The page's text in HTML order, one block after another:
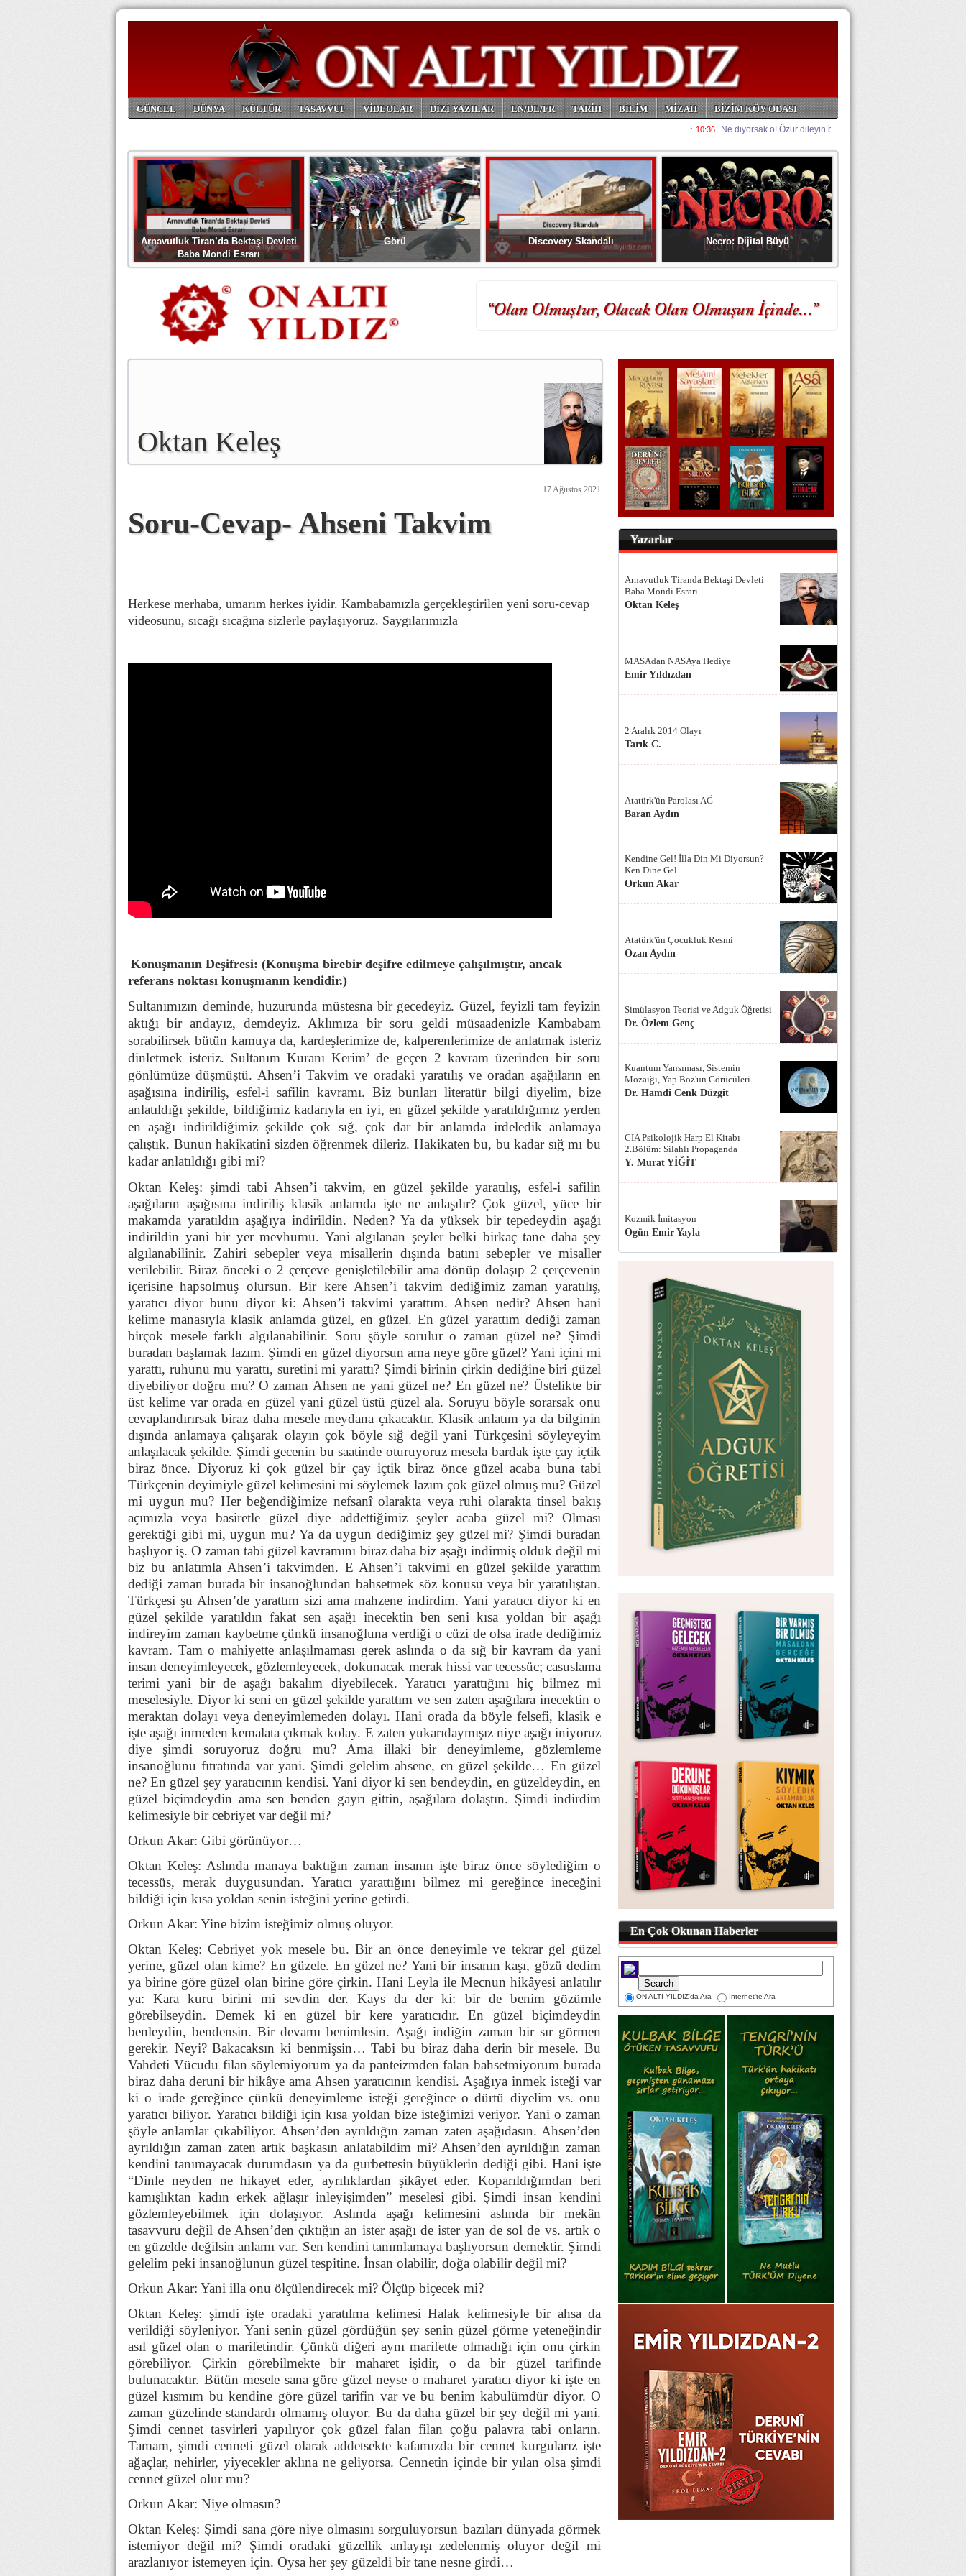
GÜNCEL DÜNYA KÜLTÜR TASAVVUF VİDEOLAR DİZİ YAZILAR EN/DE/FR TARİH BİLİM MİZAH
BİZİM KÖY ODASI
Arnavutluk Tiran’da Bektaşi Devleti
Baba Mondi Esrarı
Görü Discovery Skandalı Necro: Dijital Büyü
Oktan Keleş
17 Ağustos 2021
Soru-Cevap- Ahseni Takvim
Herkese merhaba, umarım herkes iyidir. Kambabamızla gerçekleştirilen yeni soru-cevap
videosunu, sıcağı sıcağına sizlerle paylaşıyoruz. Saygılarımızla
Konuşmanın Deşifresi: (Konuşma birebir deşifre edilmeye çalışılmıştır, ancak
referans noktası konuşmanın kendidir.)
Sultanımızın deminde, huzurunda müstesna bir gecedeyiz. Güzel, feyizli tam feyizin
aktığı bir andayız, demdeyiz. Aklımıza bir soru geldi müsaadenizle Kambabam
sorabilirsek bütün kamuya da, kardeşlerimize de, kalperenlerimize de anlatmak isteriz
dinletmek isteriz. Sultanım Kuranı Kerim’ de geçen 2 kavram üzerinden bir soru
gönlümüze düşmüştü. Ahsen’i Takvim ve oradaki yaratılış ve oradan aşağıların en
aşağısına indiriliş, esfel-i safilin kavramı. Biz bunları literatür bilgi diyelim, bize
anlatıldığı şekilde, bildiğimiz kadarıyla en iyi, en güzel şekilde yaratıldığımız yerden
en aşağı indirildiğimiz şekilde çok sığ, çok dar bir anlamda irdeledik anlamaya
çalıştık. Bunun hakikatini sizden öğrenmek dileriz. Hakikaten bu, bu kadar sığ mı bu
kadar anlatıldığı gibi mi?
Oktan Keleş: şimdi tabi Ahsen’i takvim, en güzel şekilde yaratılış, esfel-i safilin
aşağıların aşağısına indiriliş klasik anlamda işte ne anlaşılır? Çok güzel, yüce bir
makamda yaratıldın aşağıya indirildin. Neden? Ya da yüksek bir tepedeydin aşağı
indirildin yani bir yer mevhumu. Yani algılanan şeyler belki birkaç tane daha şey
algılanabilinir. Zahiri sebepler veya misallerin dışında batını sebepler ve misaller
verilebilir. Biraz önceki o 2 çerçeve genişletilebilir ama dönüp dolaşıp 2 çerçevenin
içerisine hapsolmuş olursun. Bir kere Ahsen’i takvim dediğimiz zaman yaratılış,
yaratıcı diyor bunu diyor ki: Ahsen’i takvimi yarattım. Ahsen nedir? Ahsen hani
kelime manasıyla klasik anlamda güzel, en güzel. En güzel yarattım dediği zaman
birçok mesele farklı algılanabilinir. Soru şöyle sorulur o zaman güzel ne? Şimdi
buradan başlamak lazım. Şimdi en güzel diyorsun ama neye göre güzel? Yani içini mi
yarattı, ruhunu mu yarattı, suretini mi yarattı? Şimdi birinin çirkin dediğine biri güzel
diyebiliyor doğru mu? O zaman Ahsen ne yani güzel ne? En güzel ne? Üstelikte bir
üst kelime var orada en güzel yani güzel üstü güzel ala. Soruyu böyle sorarsak onu
cevaplandırırsak biraz daha mesele meydana çıkacaktır. Klasik anlatım ya da bilginin
dışında anlamaya çalışarak olayın çok böyle sığ değil yani Türkçesini söyleyeyim
anlaşılacak şekilde. Şimdi gecenin bu saatinde oturuyoruz mesela bardak işte çay içtik
biraz önce. Diyoruz ki çok güzel bir çay içtik biraz önce güzel acaba buna tabi
Türkçenin deyimiyle güzel kelimesini mi söylemek lazım çok güzel olmuş mu? Güzel
mi uygun mu? Her beğendiğimize nefsanî olarakta veya ruhi olarakta tinsel bakış
açımızla veya basiretle güzel diye addettiğimiz şeyler acaba güzel mi? Olması
gerektiği gibi mi, uygun mu? Ya da uygun dediğimiz şey güzel mi? Şimdi buradan
başlıyor iş. O zaman tabi güzel kavramını biraz daha biz aşağı indirmiş olduk değil mi
biz bu anlatımla Ahsen’i takvimden. E Ahsen’i takvimi en güzel şekilde yarattım
dediği zaman burada bir insanoğlundan bahsetmek söz konusu veya bir yaratılıştan.
Türkçesi şu Ahsen’de yarattım sizi ama mahzene indirdim. Yani yaratıcı diyor ki en
güzel şekilde yaratıldın fakat sen aşağı inecektin ben seni kısa yoldan bir aşağı
indireyim zaman kaybetme çünkü insanoğluna verdiği o cüzi de olsa irade dediğimiz
kavram. Tam o mahiyette anlaşılmaması gerek aslında o da sığ bir kavram da yani
insan deneyimleyecek, gözlemleyecek, dokunacak merak hissi var tecessüc; casuslama
terimi yani bir de aşağı bakalım diyebilecek. Yaratıcı yarattığını hiç bilmez mi
meselesiyle. Diyor ki seni en güzel şekilde yarattım ve sen zaten aşağılara inecektin o
meraktan dolayı veya deneyimlemeden dolayı. Hani orada da böyle felsefi, klasik e
işte aşağı inmeden kemalata çıkmak kolay. E zaten yukarıdaymışız niye aşağı iniyoruz
diye şimdi soruyoruz doğru mu? Ama illaki bir deneyimleme, gözlemleme
insanoğlunu fıtratında var yani. Şimdi gelelim ahsene, en güzel şekilde… En güzel
ne? En güzel şey yaratıcının kendisi. Yani diyor ki sen bendeydin, en güzeldeydin, en
güzel biçimdeydin ama sen benden gayrı gittin, aşağılara dolaştın. Şimdi indirdim
kelimesiyle bir cebriyet var değil mi?
Orkun Akar: Gibi görünüyor…
Oktan Keleş: Aslında manaya baktığın zaman insanın işte biraz önce söylediğim o
tecessüs, merak duygusundan. Yaratıcı yarattığını bilmez mi gereğince ineceğini
bildiği için kısa yoldan senin isteğini yerine getirdi.
Orkun Akar: Yine bizim isteğimiz olmuş oluyor.
Oktan Keleş: Cebriyet yok mesele bu. Bir an önce deneyimle ve tekrar gel güzel
yerine, güzel olan kime? En güzele. En güzel ne? Yani bir insanın kaşı, gözü dedim
ya birine göre güzel olan birine göre çirkin. Hani Leyla ile Mecnun hikâyesi anlatılır
ya: Kara kuru birini mi sevdin der. Kays da der ki: bir de benim gözümle
görebilseydin. Demek ki en güzel bir kere yaratıcıdır. En güzel biçimdeydin
benleydin, bendensin. Bir devamı benimlesin. Aşağı indiğin zaman bir sır görmen
gerekir. Neyi? Bakacaksın ki benmişsin… Tabi bu biraz daha derin bir mesele. Bu
Vahdeti Vücudu filan söylemiyorum ya da panteizmden falan bahsetmiyorum burada
biraz daha deruni bir hikâye ama Ahsen yaratıcının kendisi. Aşağıya inmek isteği var
ki o irade gereğince çünkü deneyimleme isteği gereğince o dürtü diyelim vs. onu
yaratıcı biliyor. Yaratıcı bildiği için kısa yoldan bize isteğimizi veriyor. Yani o zaman
şöyle anlamlar çıkabiliyor. Ahsen’den ayrıldığın zaman zaten aşağıdasın. Ahsen’den
ayrıldığın zaman zaten artık başkasın anlatabildim mi? Ahsen’den ayrıldığın zaman
kendini tanımayacak durumdasın ya da gurbettesin büyüklerin dediği gibi. Hani işte
“Dinle neyden ne hikayet eder, ayrılıklardan şikâyet eder. Koparıldığımdan beri
kamışlıktan kadın erkek ağlaşır inleyişimden” meselesi gibi. Şimdi insan kendini
gözlemleyebilmek için dolaşıyor. Aslında aşağı kelimesini aslında bir mekân
tasavvuru değil de Ahsen’den çıktığın an ister aşağı de ister yan de sol de vs. artık o
en güzelde değilsin anlamı var. Sen kendini tanımlamaya başlıyorsun demektir. Şimdi
gelelim peki insanoğlunun güzel tespitine. İnsan olabilir, doğa olabilir değil mi?
Orkun Akar: Yani illa onu ölçülendirecek mi? Ölçüp biçecek mi?
Oktan Keleş: şimdi işte oradaki yaratılma kelimesi Halak kelimesiyle bir ahsa da
verildiği söyleniyor. Yani senin güzel gördüğün şey senin güzel görme yeteneğindir
asıl güzel olan o marifetindir. Çünkü diğeri aynı marifette olmadığı için onu çirkin
görebiliyor. Çirkin görebilmekte bir maharet işidir, o da bir güzel tarifinde
bulunacaktır. Bütün mesele sana göre güzel neyse o maharet yaratıcı diyor ki işte en
güzel kısmım bu kendine göre güzel tarifin var ve bu benim kabulümdür diyor. O
zaman güzelinde standardı olmamış oluyor. Bu da daha güzel bir şey değil mi yani.
Şimdi cennet tasvirleri yapılıyor çok güzel falan filan çoğu palavra tabi onların.
Tamam, şimdi cenneti güzel olarak addetsekte kafamızda bir cennet kurgularız işte
ağaçlar, nehirler, yiyecekler aklına ne geliyorsa. Cennetin içinde bir yılan olsa şimdi
cennet güzel olur mu?
Orkun Akar: Niye olmasın?
Oktan Keleş: Şimdi sana göre niye olmasını sorguluyorsun bazıları dünyada görmek
istemiyor değil mi? Şimdi oradaki güzellik anlayışı zedelenmiş oluyor değil mi
arazlanıyor istemeyen için. Oysa her şey güzeldi bir tane nesne girdi…
Yazarlar
Arnavutluk Tiranda Bektaşi Devleti
Baba Mondi Esrarı
Oktan Keleş
MASAdan NASAya Hediye
Emir Yıldızdan
2 Aralık 2014 Olayı
Tarık C.
Atatürk'ün Parolası AĞ
Baran Aydın
Kendine Gel! İlla Din Mi Diyorsun?
Ken Dine Gel...
Orkun Akar
Atatürk'ün Çocukluk Resmi
Ozan Aydın
Simülasyon Teorisi ve Adguk Öğretisi
Dr. Özlem Genç
Kuantum Yansıması, Sistemin
Mozaiği, Yap Boz'un Görücüleri
Dr. Hamdi Cenk Düzgit
CIA Psikolojik Harp El Kitabı
2.Bölüm: Silahlı Propaganda
Y. Murat YİĞİT
Kozmik İmitasyon
Ogün Emir Yayla
En Çok Okunan Haberler
ON ALTI YILDIZ'da Ara Internet'te Ara